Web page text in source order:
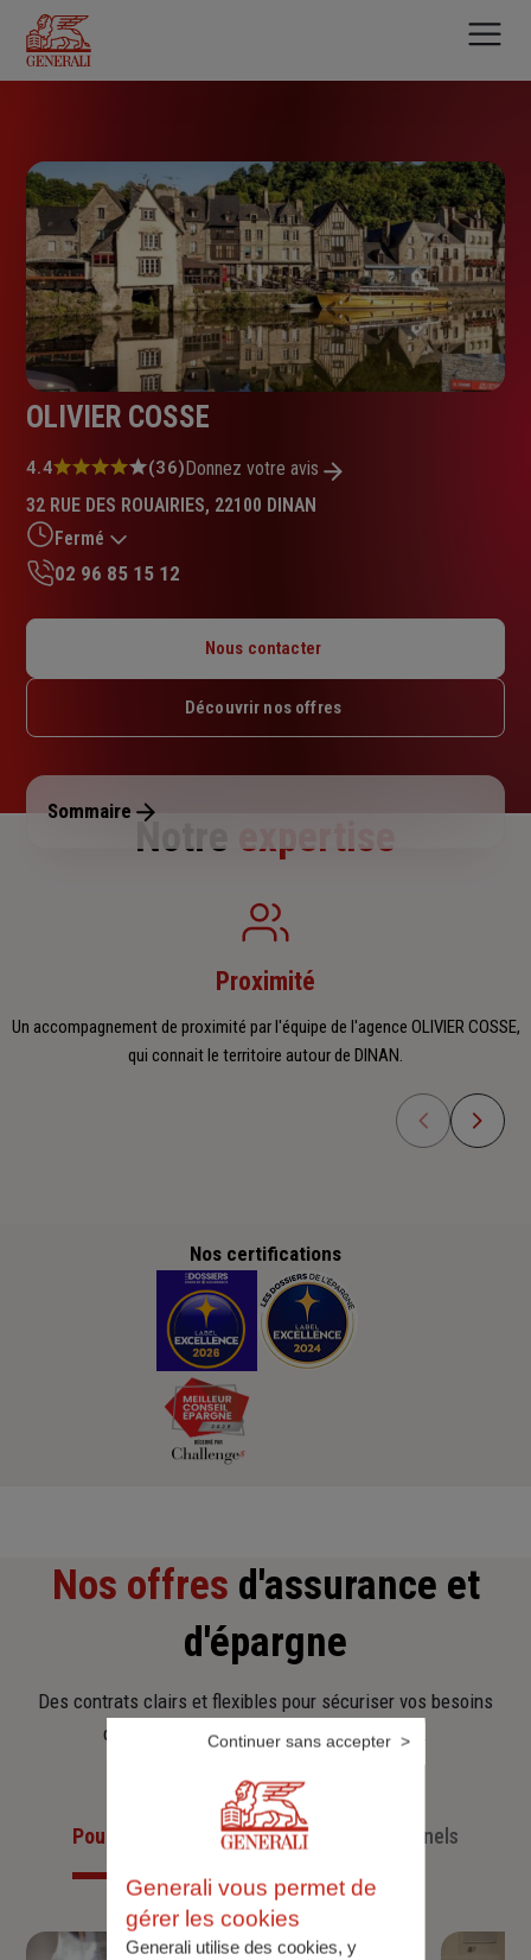
contenu
principal
OLIVIER COSSE
Note
4.4
sur
5
étoiles
4.4 (36)Donnez votre avis
32 RUE DES ROUAIRIES, 22100 DINAN
Fermé
Mardi : 09h – 12h30 / 13h30 – 18h
Jeudi : 09h – 12h30 / 13h30 – 18h
Dimanche : Fermé
02 96 85 15 12
Nous contacter
Découvrir nos offres
Sommaire
Notre expertise
Proximité
Un accompagnement de proximité par l'équipe de l'agence OLIVIER COSSE,
qui connait le territoire autour de DINAN.
Nos certifications
Nos offres d'assurance et
d'épargne
Des contrats clairs et flexibles pour sécuriser vos besoins
d’aujourd’hui et anticiper ceux de demain.
Pour les particuliersPour les professionnels
Generali vous permet de
gérer les cookies
Generali utilise des cookies, y
Continuer sans accepter